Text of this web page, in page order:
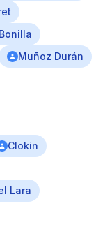
Muñoz Durán
Clokin
Lara